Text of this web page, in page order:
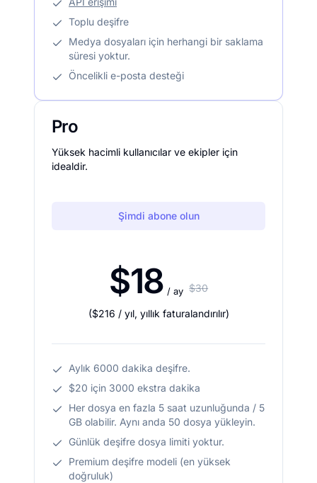
Toplu deşifre
Medya dosyaları için herhangi bir saklama
süresi yoktur.
Öncelikli e-posta desteği
Pro
Yüksek hacimli kullanıcılar ve ekipler için
idealdir.
Şimdi abone olun
$18 / ay $30
($216 / yıl, yıllık faturalandırılır)
Aylık 6000 dakika deşifre.
$20 için 3000 ekstra dakika
Her dosya en fazla 5 saat uzunluğunda / 5
GB olabilir. Aynı anda 50 dosya yükleyin.
Günlük deşifre dosya limiti yoktur.
Premium deşifre modeli (en yüksek
doğruluk)